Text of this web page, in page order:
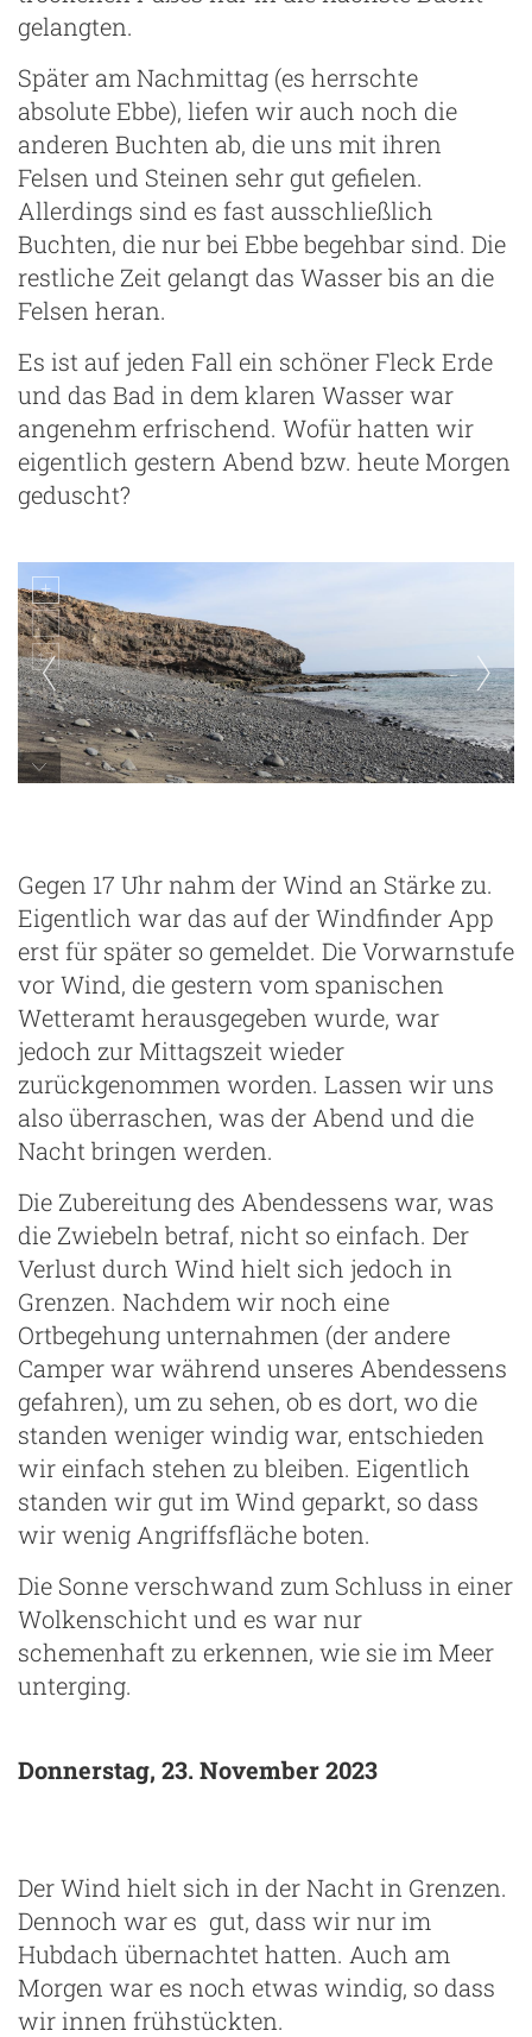
gelangten.
Später am Nachmittag (es herrschte
absolute Ebbe), liefen wir auch noch die
anderen Buchten ab, die uns mit ihren
Felsen und Steinen sehr gut gefielen.
Allerdings sind es fast ausschließlich
Buchten, die nur bei Ebbe begehbar sind. Die
restliche Zeit gelangt das Wasser bis an die
Felsen heran.
Es ist auf jeden Fall ein schöner Fleck Erde
und das Bad in dem klaren Wasser war
angenehm erfrischend. Wofür hatten wir
eigentlich gestern Abend bzw. heute Morgen
geduscht?
Gegen 17 Uhr nahm der Wind an Stärke zu.
Eigentlich war das auf der Windfinder App
erst für später so gemeldet. Die Vorwarnstufe
vor Wind, die gestern vom spanischen
Wetteramt herausgegeben wurde, war
jedoch zur Mittagszeit wieder
zurückgenommen worden. Lassen wir uns
also überraschen, was der Abend und die
Nacht bringen werden.
Die Zubereitung des Abendessens war, was
die Zwiebeln betraf, nicht so einfach. Der
Verlust durch Wind hielt sich jedoch in
Grenzen. Nachdem wir noch eine
Ortbegehung unternahmen (der andere
Camper war während unseres Abendessens
gefahren), um zu sehen, ob es dort, wo die
standen weniger windig war, entschieden
wir einfach stehen zu bleiben. Eigentlich
standen wir gut im Wind geparkt, so dass
wir wenig Angriffsfläche boten.
Die Sonne verschwand zum Schluss in einer
Wolkenschicht und es war nur
schemenhaft zu erkennen, wie sie im Meer
unterging.
Donnerstag, 23. November 2023
Der Wind hielt sich in der Nacht in Grenzen.
Dennoch war es gut, dass wir nur im
Hubdach übernachtet hatten. Auch am
Morgen war es noch etwas windig, so dass
wir innen frühstückten.